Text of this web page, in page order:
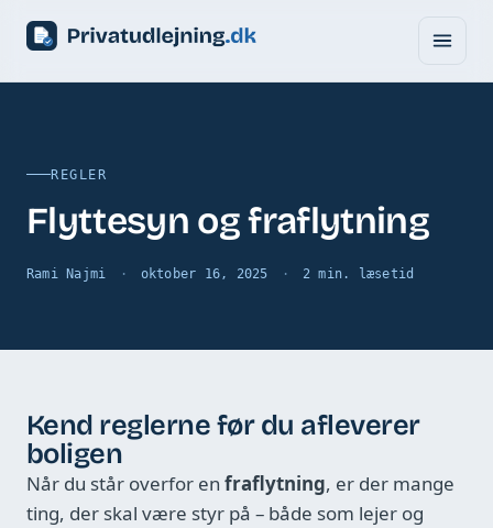
REGLER
Flyttesyn og fraflytning
Rami Najmi oktober 16, 2025 2 min. læsetid
Kend reglerne før du afleverer
boligen
Når du står overfor en fraflytning, er der mange
ting, der skal være styr på – både som lejer og